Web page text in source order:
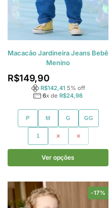
Macacão Jardineira Jeans Bebê
Menino
R$149,90
R$142,41 5% off
6x de R$24,98
P M G GG
1 2 3
Ver opções
-17%